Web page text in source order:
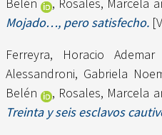
Belén , Rosales, Marcela
Mojado…, pero satisfecho.
Ferreyra, Horacio Ademar
Alessandroni, Gabriela
Belén
, Rosales, Marcela
Treinta y seis esclavos